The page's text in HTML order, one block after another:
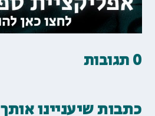
0 תגובות
כתבות שיעניינו אותך